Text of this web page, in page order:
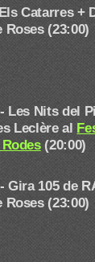
Catarres +
Roses (23:00)
Les Nits del
Leclèreal
(20:00)
Gira 105 de
Roses (23:00)